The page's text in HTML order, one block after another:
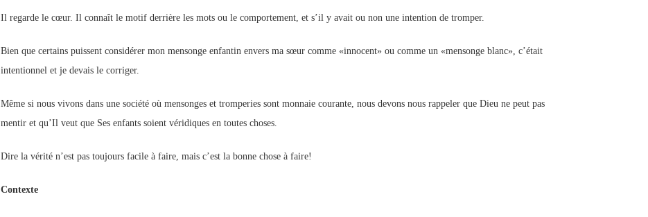
Il regarde le cœur. Il connaît le motif derrière les mots ou le comportement, et s’il y avait ou non une intention de tromper.
Bien que certains puissent considérer mon mensonge enfantin envers ma sœur comme «innocent» ou comme un «mensonge blanc», c’était
intentionnel et je devais le corriger.
Même si nous vivons dans une société où mensonges et tromperies sont monnaie courante, nous devons nous rappeler que Dieu ne peut pas
mentir et qu’Il veut que Ses enfants soient véridiques en toutes choses.
Dire la vérité n’est pas toujours facile à faire, mais c’est la bonne chose à faire!
Contexte